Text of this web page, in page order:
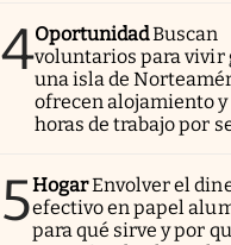
4OportunidadBuscan
voluntarios para vivir
una isla de
ofrecen alojamiento y
horas de trabajo por
5HogarEnvolver el
efectivo en papel
para qué sirve y por